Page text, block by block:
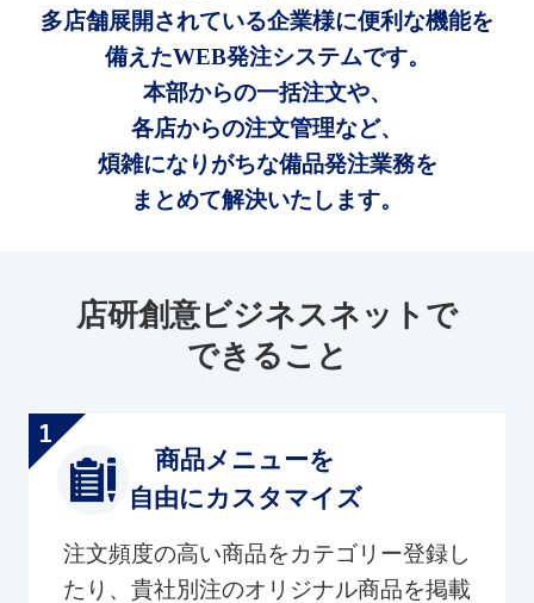
多店舗展開されている企業様に便利な機能を
備えたWEB発注システムです。
本部からの一括注文や、
各店からの注文管理など、
煩雑になりがちな備品発注業務を
まとめて解決いたします。
店研創意ビジネスネットで
できること
商品メニューを
自由にカスタマイズ
注文頻度の高い商品をカテゴリー登録し
たり、貴社別注のオリジナル商品を掲載